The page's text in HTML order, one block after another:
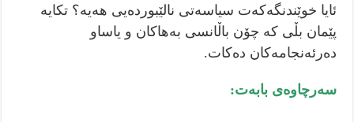
ئایا خوێندنگەکەت سیاسەتی نالێبوردەیی هەیە؟ تکایە
پێمان بڵی کە چۆن باڵانسی بەهاکان و یاساو
دەرئەنجامەکان دەکات.
سەرچاوەی بابەت: